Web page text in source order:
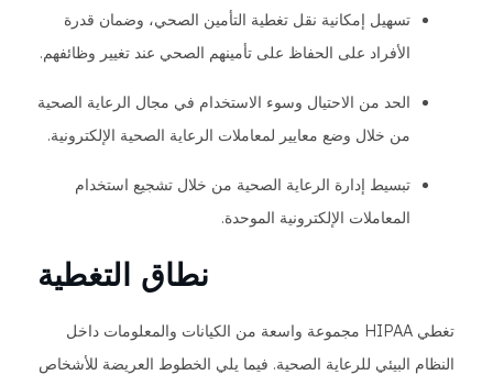
تسهيل إمكانية نقل تغطية التأمين الصحي، وضمان قدرة
الأفراد على الحفاظ على تأمينهم الصحي عند تغيير وظائفهم.
الحد من الاحتيال وسوء الاستخدام في مجال الرعاية الصحية
من خلال وضع معايير لمعاملات الرعاية الصحية الإلكترونية.
تبسيط إدارة الرعاية الصحية من خلال تشجيع استخدام
المعاملات الإلكترونية الموحدة.
نطاق التغطية
تغطي HIPAA مجموعة واسعة من الكيانات والمعلومات داخل
النظام البيئي للرعاية الصحية. فيما يلي الخطوط العريضة للأشخاص